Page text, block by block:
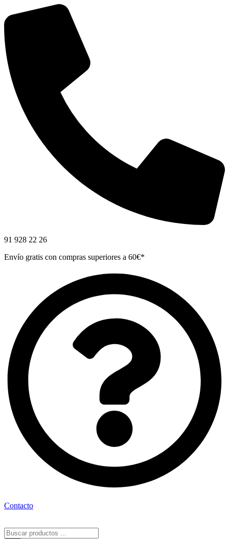
91 928 22 26
Envío gratis con compras superiores a 60€*
Contacto
Búsqueda